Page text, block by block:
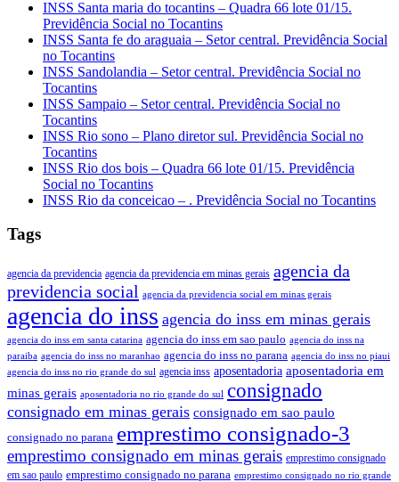
INSS Santa maria do tocantins – Quadra 66 lote 01/15.
Previdência Social no Tocantins
INSS Santa fe do araguaia – Setor central. Previdência Social
no Tocantins
INSS Sandolandia – Setor central. Previdência Social no
Tocantins
INSS Sampaio – Setor central. Previdência Social no
Tocantins
INSS Rio sono – Plano diretor sul. Previdência Social no
Tocantins
INSS Rio dos bois – Quadra 66 lote 01/15. Previdência
Social no Tocantins
INSS Rio da conceicao – . Previdência Social no Tocantins
Tags
agencia da previdencia agencia da previdencia em minas gerais agencia da
previdencia social agencia da previdencia social em minas gerais
agencia do inss agencia do inss em minas gerais
agencia do inss em santa catarina agencia do inss em sao paulo agencia do inss na
paraiba agencia do inss no maranhao agencia do inss no parana agencia do inss no piaui
agencia do inss no rio grande do sul agencia inss aposentadoria aposentadoria em
minas gerais aposentadoria no rio grande do sul consignado
consignado em minas gerais consignado em sao paulo
consignado no parana emprestimo consignado-3
emprestimo consignado em minas gerais emprestimo consignado
em sao paulo emprestimo consignado no parana emprestimo consignado no rio grande